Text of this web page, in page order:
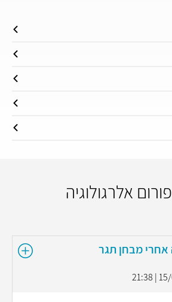
אלרגולוגיה
אחרי מבחן תגר
15/